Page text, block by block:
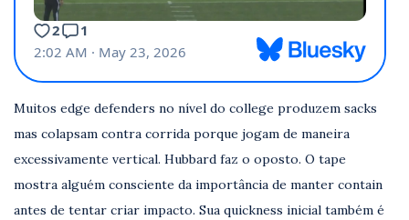
Muitos edge defenders no nível do college produzem sacks
mas colapsam contra corrida porque jogam de maneira
excessivamente vertical. Hubbard faz o oposto. O tape
mostra alguém consciente da importância de manter contain
antes de tentar criar impacto. Sua quickness inicial também é